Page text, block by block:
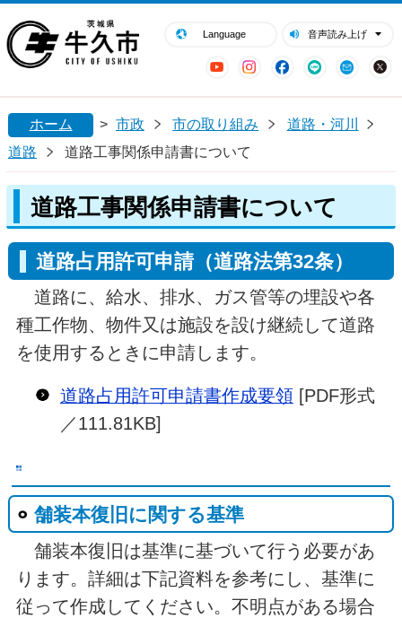
Language 音声読み上げ
YouTubeInstagram
Facebook
LINE Mail
閉じる
ホーム > 市政 市の取り組み
道路・河川
道路
道路工事関係申請書について
道路工事関係申請書について
道路占用許可申請（道路法第32条）
道路に、給水、排水、ガス管等の埋設や各
種工作物、物件又は施設を設け継続して道路
を使用するときに申請します。
道路占用許可申請書作成要領[PDF形式
／111.81KB]
舗装本復旧に関する基準
舗装本復旧は基準に基づいて行う必要があ
ります。詳細は下記資料を参考にし、基準に
従って作成してください。不明点がある場合